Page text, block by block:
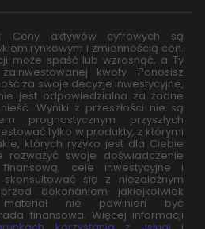
Ceny aktywów cyfrowych są
rynkowym i zmiennością cen.
może spaść lub wzrosnąć, a Ty
kwoty. Ponosisz
za swoje decyzje inwestycyjne,
jest odpowiedzialna za żadne
Wyniki z przeszłości nie są
prognostycznym przyszłych
tylko w produkty, z którymi
których ryzyko jest dla Ciebie
rozważyć swoje doświadczenie
finansową, cele inwestycyjne i
się z niezależnym
dokonaniem jakiejkolwiek
materiał nie powinien być
finansowa. Więcej informacji